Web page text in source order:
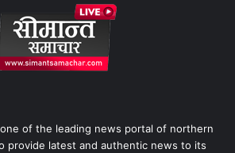
one of the leading news portal of northern
provide latest and authentic news to its